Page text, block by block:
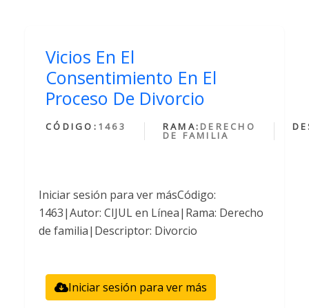
Vicios En El
Consentimiento En El
Proceso De Divorcio
CÓDIGO: 1463 RAMA: DERECHO
DE FAMILIA
Iniciar sesión para ver másCódigo:
1463|Autor: CIJUL en Línea|Rama: Derecho
de familia|Descriptor: Divorcio
Iniciar sesión para ver más